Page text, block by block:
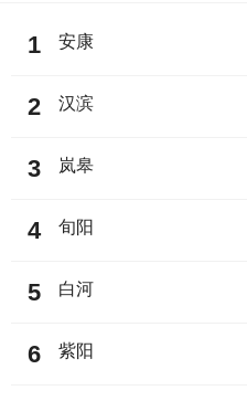
1 安康
2 汉滨
3 岚皋
4 旬阳
5 白河
6 紫阳